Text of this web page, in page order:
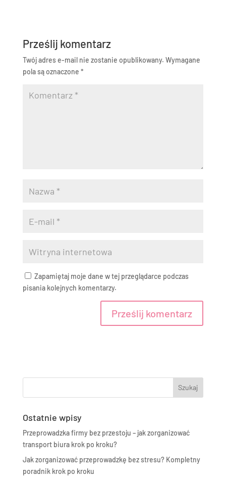
Prześlij komentarz
Twój adres e-mail nie zostanie opublikowany. Wymagane
pola są oznaczone *
Zapamiętaj moje dane w tej przeglądarce podczas
pisania kolejnych komentarzy.
r
t
v
e
:
Ostatnie wpisy
Przeprowadzka firmy bez przestoju – jak zorganizować
transport biura krok po kroku?
Jak zorganizować przeprowadzkę bez stresu? Kompletny
poradnik krok po kroku